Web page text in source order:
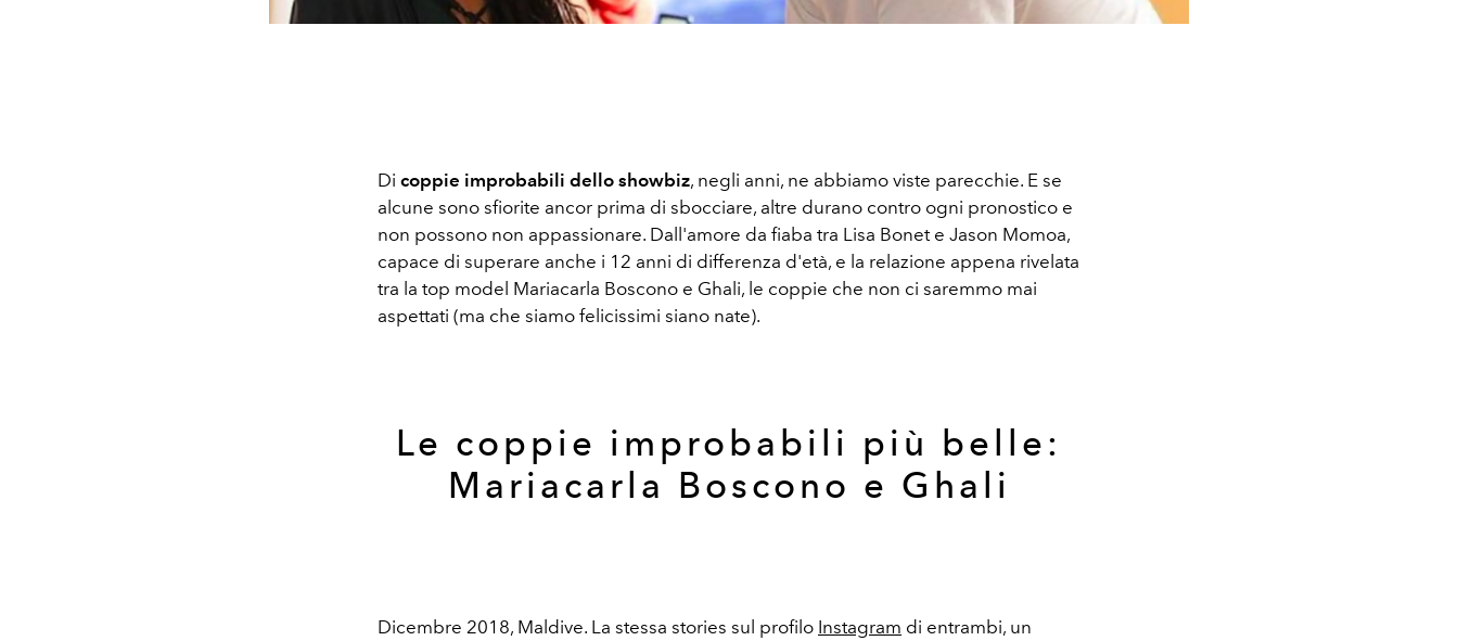
Di coppie improbabili dello showbiz, negli anni, ne abbiamo viste parecchie. E se
alcune sono sfiorite ancor prima di sbocciare, altre durano contro ogni pronostico e
non possono non appassionare. Dall'amore da fiaba tra Lisa Bonet e Jason Momoa,
capace di superare anche i 12 anni di differenza d'età, e la relazione appena rivelata
tra la top model Mariacarla Boscono e Ghali, le coppie che non ci saremmo mai
aspettati (ma che siamo felicissimi siano nate).
Le coppie improbabili più belle:
Mariacarla Boscono e Ghali
Dicembre 2018, Maldive. La stessa stories sul profilo Instagram di entrambi, un